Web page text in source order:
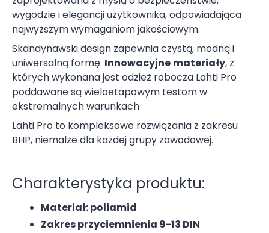
wygodzie i elegancji użytkownika, odpowiadająca
najwyższym wymaganiom jakościowym.
Skandynawski design zapewnia czystą, modną i
uniwersalną formę. Innowacyjne materiały, z
których wykonana jest odzież robocza Lahti Pro
poddawane są wieloetapowym testom w
ekstremalnych warunkach
Lahti Pro to kompleksowe rozwiązania z zakresu
BHP, niemalże dla każdej grupy zawodowej.
Charakterystyka produktu:
Materiał: poliamid
Zakres przyciemnienia 9-13 DIN